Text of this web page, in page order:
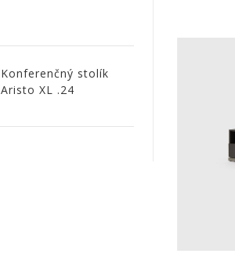
Konferenčný stolík
Aristo XL .24